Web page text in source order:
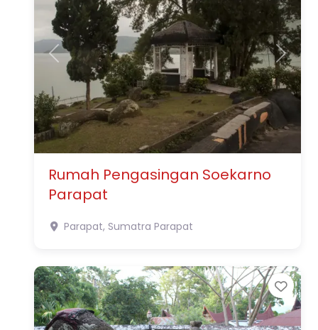
Previous Next
Rumah Pengasingan Soekarno
Parapat
Parapat, Sumatra Parapat